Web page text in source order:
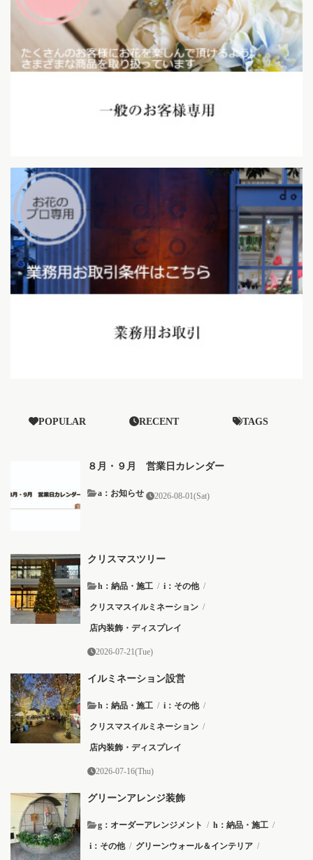
POPULAR RECENT TAGS
８月・９月 営業日カレンダー
a：お知らせ 2026-08-01(Sat)
クリスマスツリー
h：納品・施工 / i：その他 /
クリスマスイルミネーション /
店内装飾・ディスプレイ
2026-07-21(Tue)
イルミネーション設営
h：納品・施工 / i：その他 /
クリスマスイルミネーション /
店内装飾・ディスプレイ
2026-07-16(Thu)
グリーンアレンジ装飾
g：オーダーアレンジメント / h：納品・施工 /
i：その他 / グリーンウォール＆インテリア /